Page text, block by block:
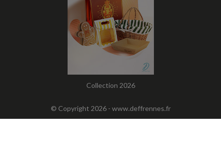
Collection 2026
© Copyright 2026 - www.deffrennes.fr